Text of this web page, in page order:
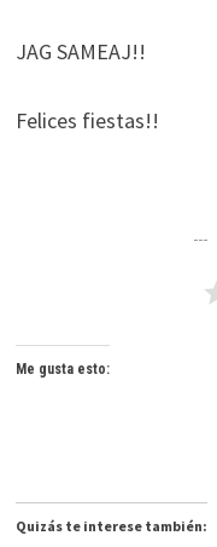
JAG SAMEAJ!!
Felices fiestas!!
Me gusta esto:
Quizás te interese también: